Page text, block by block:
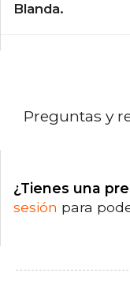
Blanda.
Preguntas y
¿Tienes una
sesión para